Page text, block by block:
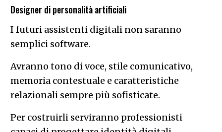
Designer di personalità artificiali
I futuri assistenti digitali non saranno
semplici software.
Avranno tono di voce, stile comunicativo,
memoria contestuale e caratteristiche
relazionali sempre più sofisticate.
Per costruirli serviranno professionisti